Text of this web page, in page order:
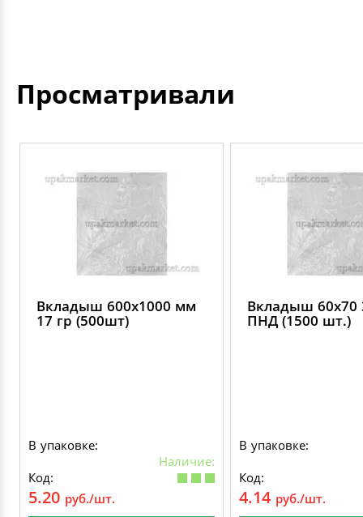
Просматривали
Вкладыш 600х1000 мм
17 гр (500шт)
В упаковке:
Наличие:
Код:
5.20 руб./шт.
Вкладыш 60х70
ПНД (1500 шт.)
В упаковке:
Код:
4.14 руб./шт.